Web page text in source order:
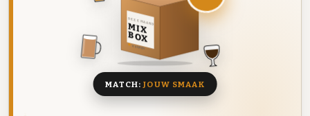
DEZE MAAND
MIX
BOX
8 BIEREN
MATCH:JOUW SMAAK